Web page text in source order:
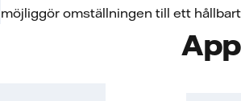
möjliggör omställningen till ett